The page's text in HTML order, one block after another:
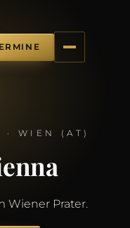
· WIEN (AT)
Wiener Prater.